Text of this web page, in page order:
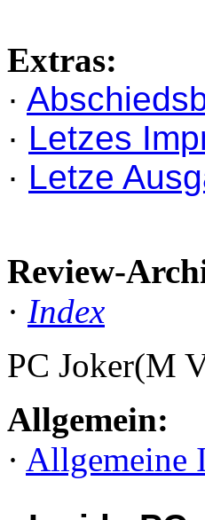
Extras:
·
· Letzes
· Letze
Review-
· Index
PC Joker(M
Allgemein:
· Allgemeine